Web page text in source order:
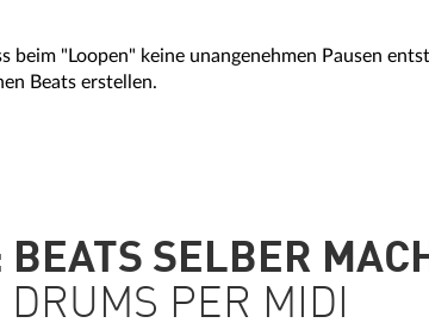
beim "Loopen" keine unangenehmen Pausen
Beats erstellen.
BEATS SELBER
DRUMS PER MIDI